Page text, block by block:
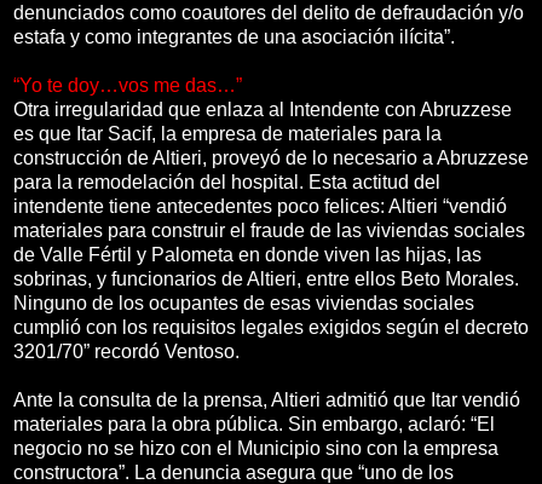
denunciados como coautores del delito de defraudación y/o
estafa y como integrantes de una asociación ilícita”.
“Yo te doy…vos me das…”
Otra irregularidad que enlaza al Intendente con Abruzzese
es que Itar Sacif, la empresa de materiales para la
construcción de Altieri, proveyó de lo necesario a Abruzzese
para la remodelación del hospital. Esta actitud del
intendente tiene antecedentes poco felices: Altieri “vendió
materiales para construir el fraude de las viviendas sociales
de Valle Fértil y Palometa en donde viven las hijas, las
sobrinas, y funcionarios de Altieri, entre ellos Beto Morales.
Ninguno de los ocupantes de esas viviendas sociales
cumplió con los requisitos legales exigidos según el decreto
3201/70” recordó Ventoso.
Ante la consulta de la prensa, Altieri admitió que Itar vendió
materiales para la obra pública. Sin embargo, aclaró: “El
negocio no se hizo con el Municipio sino con la empresa
constructora”. La denuncia asegura que “uno de los